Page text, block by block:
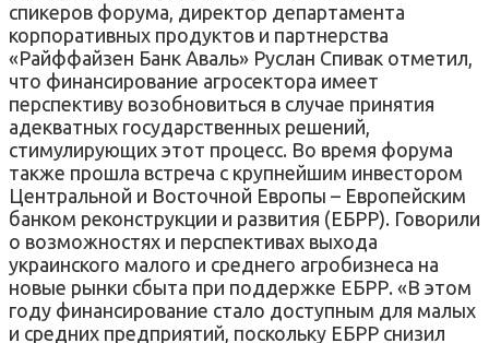
спикеров форума, директор департамента
корпоративных продуктов и партнерства
«Райффайзен Банк Аваль» Руслан Спивак отметил,
что финансирование агросектора имеет
перспективу возобновиться в случае принятия
адекватных государственных решений,
стимулирующих этот процесс. Во время форума
также прошла встреча с крупнейшим инвестором
Центральной и Восточной Европы – Европейским
банком реконструкции и развития (ЕБРР). Говорили
о возможностях и перспективах выхода
украинского малого и среднего агробизнеса на
новые рынки сбыта при поддержке ЕБРР. «В этом
году финансирование стало доступным для малых
и средних предприятий, поскольку ЕБРР снизил